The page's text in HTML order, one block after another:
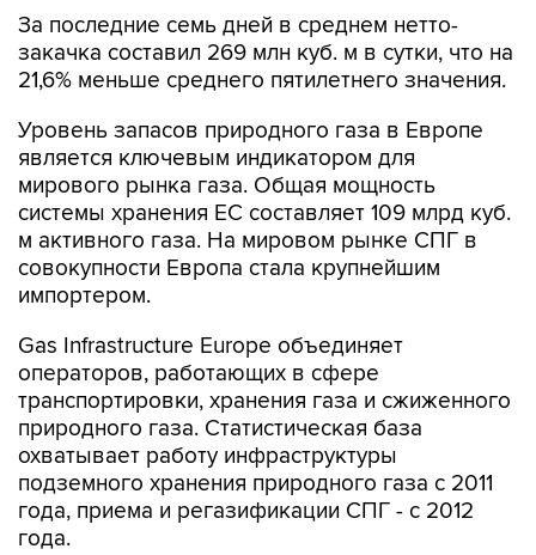
За последние семь дней в среднем нетто-
закачка составил 269 млн куб. м в сутки, что на
21,6% меньше среднего пятилетнего значения.
Уровень запасов природного газа в Европе
является ключевым индикатором для
мирового рынка газа. Общая мощность
системы хранения ЕС составляет 109 млрд куб.
м активного газа. На мировом рынке СПГ в
совокупности Европа стала крупнейшим
импортером.
Gas Infrastructure Europe объединяет
операторов, работающих в сфере
транспортировки, хранения газа и сжиженного
природного газа. Статистическая база
охватывает работу инфраструктуры
подземного хранения природного газа с 2011
года, приема и регазификации СПГ - с 2012
года.